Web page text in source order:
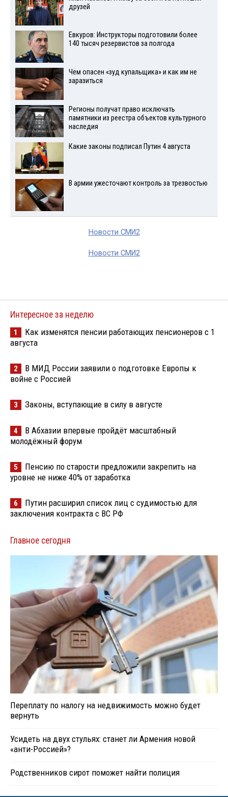
друзей
Евкуров: Инструкторы подготовили более
140 тысяч резервистов за полгода
Чем опасен «зуд купальщика» и как им не
заразиться
Регионы получат право исключать
памятники из реестра объектов культурного
наследия
Какие законы подписал Путин 4 августа
В армии ужесточают контроль за трезвостью
Новости СМИ2
Новости СМИ2
Интересное за неделю
1
Как изменятся пенсии работающих пенсионеров с 1
августа
2
В МИД России заявили о подготовке Европы к
войне с Россией
3 Законы, вступающие в силу в августе
4
В Абхазии впервые пройдёт масштабный
молодёжный форум
5
Пенсию по старости предложили закрепить на
уровне не ниже 40% от заработка
6
Путин расширил список лиц с судимостью для
заключения контракта с ВС РФ
Главное сегодня
Переплату по налогу на недвижимость можно будет
вернуть
Усидеть на двух стульях: станет ли Армения новой
«анти-Россией»?
Родственников сирот поможет найти полиция